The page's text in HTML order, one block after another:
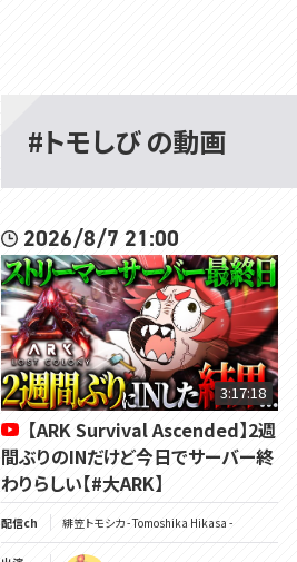
#トモしび の動画
2026/8/7 21:00
3:17:18
【ARK Survival Ascended】2週
間ぶりのINだけど今日でサーバー終
わりらしい【#大ARK】
配信ch 緋笠トモシカ - Tomoshika Hikasa -